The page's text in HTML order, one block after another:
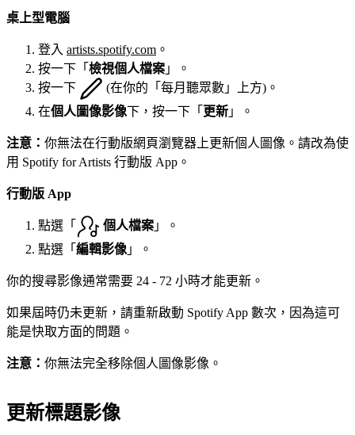
桌上型電腦
登入 artists.spotify.com 。
按一下「 檢視個人檔案 」。
按一下
(在你的「每月聽眾數」上方)。
在個人圖像影像下，按一下「 更新 」。
注意： 你無法在行動版網頁瀏覽器上更新個人圖像。請改為使
用 Spotify for Artists 行動版 App。
行動版 App
點選「 個人檔案 」。
點選「 編輯影像 」。
你的搜尋影像通常需要 24 - 72 小時才能更新。
如果屆時仍未更新，請重新啟動 Spotify App 數次，因為這可
能是快取方面的問題。
注意： 你無法完全移除個人圖像影像。
更新標題影像